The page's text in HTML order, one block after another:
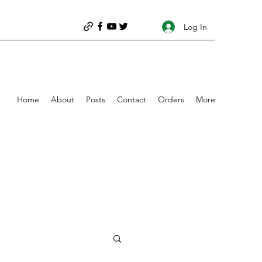
Log In
Home About Posts Contact Orders More